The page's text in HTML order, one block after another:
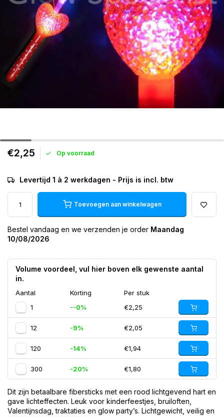
€2,25 Op voorraad
Levertijd 1 à 2 werkdagen - Prijs is incl. btw
Toevoegen aan winkelwagen
Bestel vandaag en we verzenden je order Maandag
10/08/2026
Volume voordeel, vul hier boven elk gewenste aantal
in.
Aantal Korting
Per stuk
1
--0% €2,25
12 -9% €2,05
120 -14% €1,94
300 -20% €1,80
Dit zijn betaalbare fibersticks met een rood lichtgevend hart en
gave lichteffecten. Leuk voor kinderfeestjes, bruiloften,
Valentijnsdag, traktaties en glow party’s. Lichtgewicht, veilig en